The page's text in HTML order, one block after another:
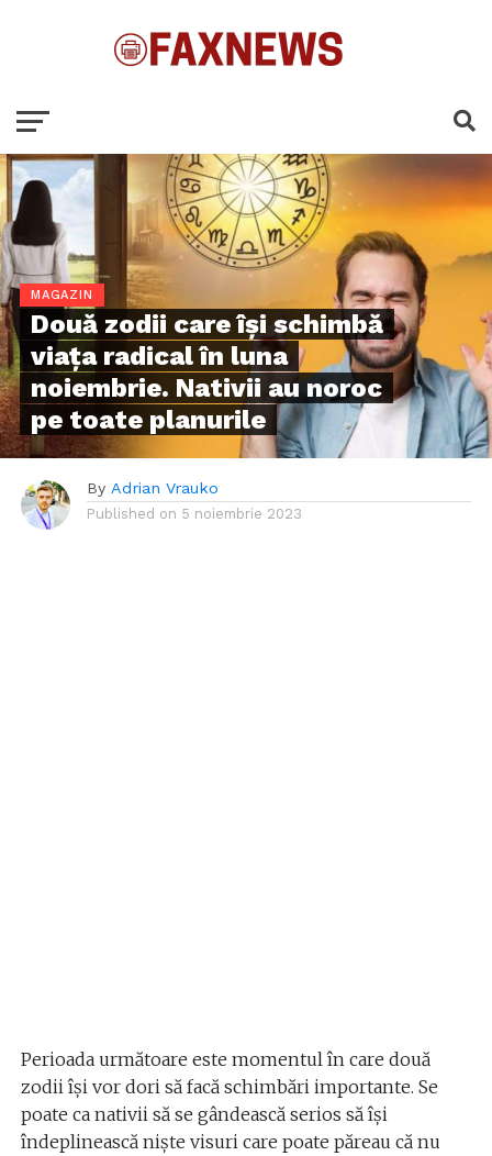
MAGAZIN
Două zodii care își schimbă
viața radical în luna
noiembrie. Nativii au noroc
pe toate planurile
By Adrian Vrauko
Published on 5 noiembrie 2023
Perioada următoare este momentul în care două
zodii își vor dori să facă schimbări importante. Se
poate ca nativii să se gândească serios să își
îndeplinească niște visuri care poate păreau că nu